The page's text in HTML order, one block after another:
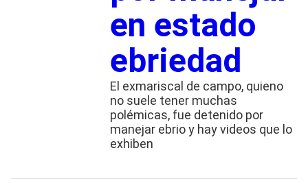
en estado
ebriedad
El exmariscal de campo, quieno
no suele tener muchas
polémicas, fue detenido por
manejar ebrio y hay videos que lo
exhiben